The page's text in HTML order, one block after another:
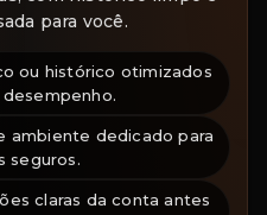
para você.
ou histórico otimizados
ambiente dedicado para
seguros.
claras da conta antes